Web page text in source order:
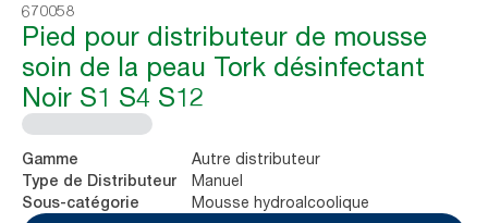
670058
Pied pour distributeur de mousse
soin de la peau Tork désinfectant
Noir S1 S4 S12
Gamme Autre distributeur
Type de Distributeur Manuel
Sous-catégorie
Mousse hydroalcoolique